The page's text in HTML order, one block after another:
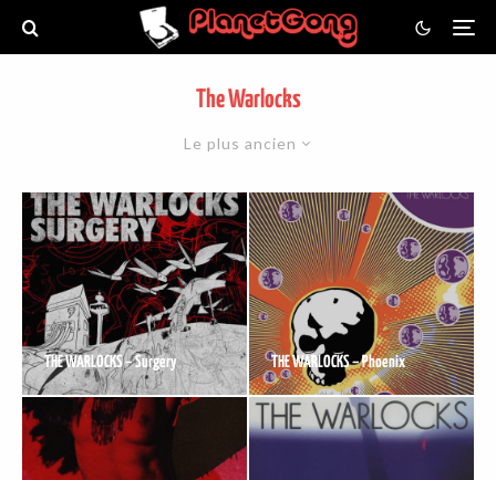
The Warlocks
Le plus ancien
THE WARLOCKS – Surgery THE WARLOCKS – Phoenix